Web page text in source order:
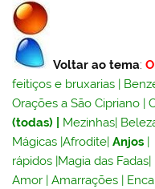
Voltar ao tema:
feitiços e bruxarias
Orações a São Cipriano |
(todas)
Mezinhas
Mágicas |Afrodite |Anjos
rápidos Magia das Fadas
Amor |Amarrações